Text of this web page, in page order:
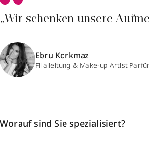
„Wir schenken unsere
Ebru Korkmaz
Filialleitung & Make-up Artist
Worauf sind Sie spezialisiert?